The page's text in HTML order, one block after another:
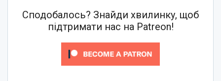
Сподобалось? Знайди хвилинку, щоб
підтримати нас на Patreon!